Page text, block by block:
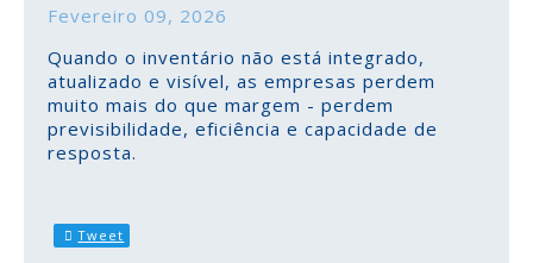
Fevereiro 09, 2026
Quando o inventário não está integrado,
atualizado e visível, as empresas perdem
muito mais do que margem - perdem
previsibilidade, eficiência e capacidade de
resposta.
Tweet